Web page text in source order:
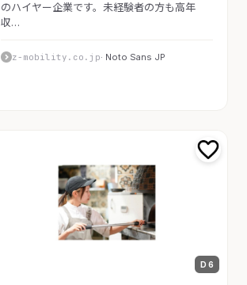
のハイヤー企業です。未経験者の方も高年
収…
z-mobility.co.jp· Noto Sans JP
D 6